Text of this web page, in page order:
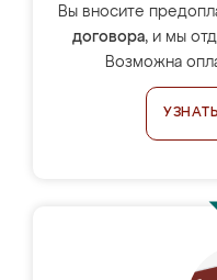
Вы вносите
договора, и мы
Возможна